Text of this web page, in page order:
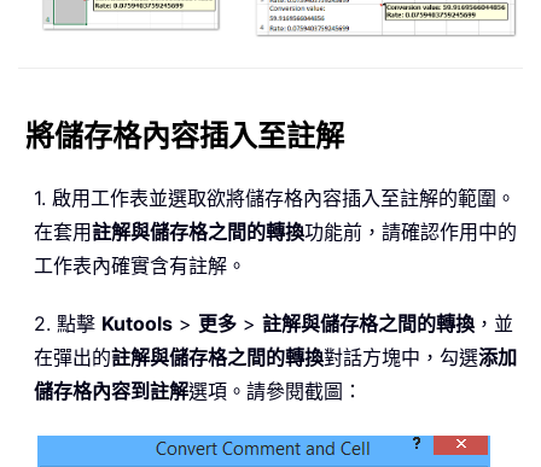
將儲存格內容插入至註解
1. 啟用工作表並選取欲將儲存格內容插入至註解的範圍。
在套用註解與儲存格之間的轉換功能前，請確認作用中的
工作表內確實含有註解。
2. 點擊 Kutools > 更多 > 註解與儲存格之間的轉換 ，並
在彈出的註解與儲存格之間的轉換對話方塊中，勾選添加
儲存格內容到註解選項。請參閱截圖：